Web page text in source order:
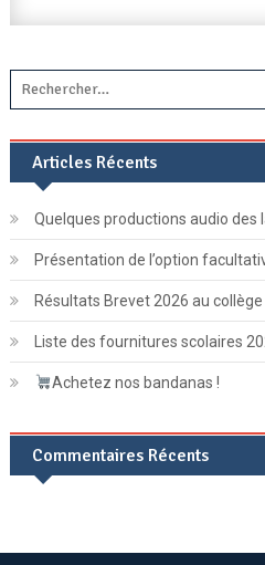
Articles Récents
Quelques productions audio des
Présentation de l’option
Résultats Brevet 2026 au collège
Liste des fournitures scolaires
Achetez nos bandanas !
Commentaires Récents